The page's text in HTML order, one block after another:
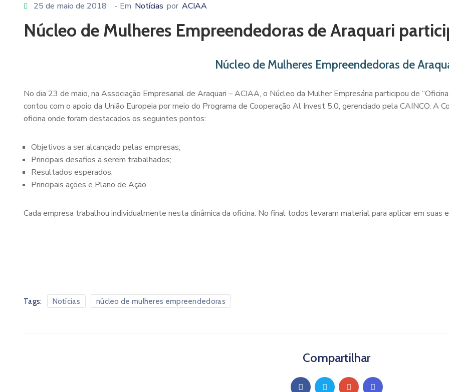
25 de maio de 2018 - Em Notícias por ACIAA
Núcleo de Mulheres Empreendedoras de Araquari
Núcleo de Mulheres Empreendedoras de
No dia 23 de maio, na Associação Empresarial de Araquari – ACIAA, o Núcleo da Mulher Empresária participou de
contou com o apoio da União Europeia por meio do Programa de Cooperação Al Invest 5.0, gerenciado pela CAINCO. A
oficina onde foram destacados os seguintes pontos:
Objetivos a ser alcançado pelas empresas;
Principais desafios a serem trabalhados;
Resultados esperados;
Principais ações e Plano de Ação.
Cada empresa trabalhou individualmente nesta dinâmica da oficina. No final todos levaram material para aplicar em suas
Tags: Notícias núcleo de mulheres empreendedoras
Compartilhar